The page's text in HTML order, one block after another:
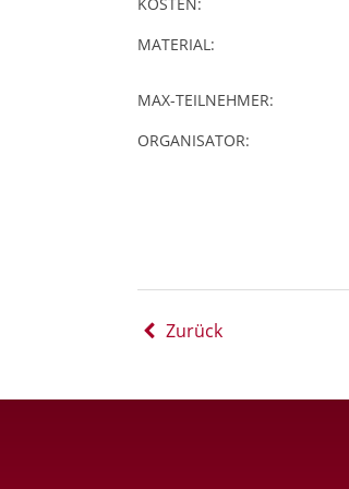
MATERIAL:
MAX-TEILNEHMER:
ORGANISATOR:
Zurück